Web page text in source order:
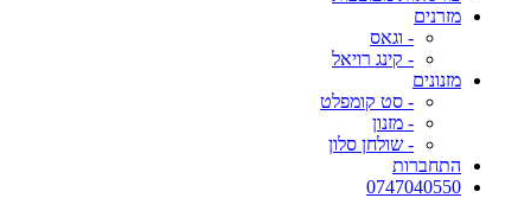
מזרנים
- וגאס
- קינג רויאל
מזנונים
- סט קומפלט
- מזנון
- שולחן סלון
התחברות
0747040550